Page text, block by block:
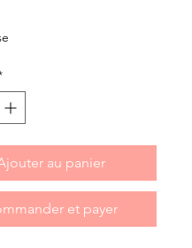
au panier
et payer